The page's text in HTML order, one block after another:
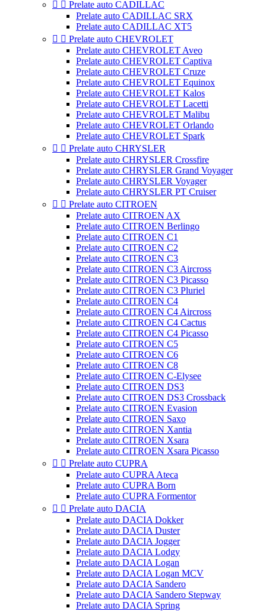
  Prelate auto CADILLAC
Prelate auto CADILLAC SRX
Prelate auto CADILLAC XT5
  Prelate auto CHEVROLET
Prelate auto CHEVROLET Aveo
Prelate auto CHEVROLET Captiva
Prelate auto CHEVROLET Cruze
Prelate auto CHEVROLET Equinox
Prelate auto CHEVROLET Kalos
Prelate auto CHEVROLET Lacetti
Prelate auto CHEVROLET Malibu
Prelate auto CHEVROLET Orlando
Prelate auto CHEVROLET Spark
  Prelate auto CHRYSLER
Prelate auto CHRYSLER Crossfire
Prelate auto CHRYSLER Grand Voyager
Prelate auto CHRYSLER Voyager
Prelate auto CHRYSLER PT Cruiser
  Prelate auto CITROEN
Prelate auto CITROEN AX
Prelate auto CITROEN Berlingo
Prelate auto CITROEN C1
Prelate auto CITROEN C2
Prelate auto CITROEN C3
Prelate auto CITROEN C3 Aircross
Prelate auto CITROEN C3 Picasso
Prelate auto CITROEN C3 Pluriel
Prelate auto CITROEN C4
Prelate auto CITROEN C4 Aircross
Prelate auto CITROEN C4 Cactus
Prelate auto CITROEN C4 Picasso
Prelate auto CITROEN C5
Prelate auto CITROEN C6
Prelate auto CITROEN C8
Prelate auto CITROEN C-Elysee
Prelate auto CITROEN DS3
Prelate auto CITROEN DS3 Crossback
Prelate auto CITROEN Evasion
Prelate auto CITROEN Saxo
Prelate auto CITROEN Xantia
Prelate auto CITROEN Xsara
Prelate auto CITROEN Xsara Picasso
  Prelate auto CUPRA
Prelate auto CUPRA Ateca
Prelate auto CUPRA Born
Prelate auto CUPRA Formentor
  Prelate auto DACIA
Prelate auto DACIA Dokker
Prelate auto DACIA Duster
Prelate auto DACIA Jogger
Prelate auto DACIA Lodgy
Prelate auto DACIA Logan
Prelate auto DACIA Logan MCV
Prelate auto DACIA Sandero
Prelate auto DACIA Sandero Stepway
Prelate auto DACIA Spring